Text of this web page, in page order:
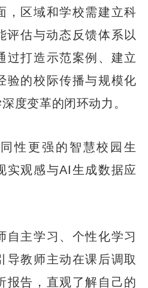
，区域和学校需建立科
评估与动态反馈体系以
过打造示范案例、建立
验的校际传播与规模化
度变革的闭环动力。
更强的智慧校园生
实观感与AI生成数据应
主学习、个性化学习
导教师主动在课后调取
报告，直观了解自己的